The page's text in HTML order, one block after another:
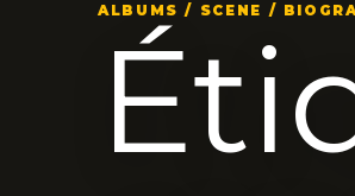
ALBUMS / SCENE /